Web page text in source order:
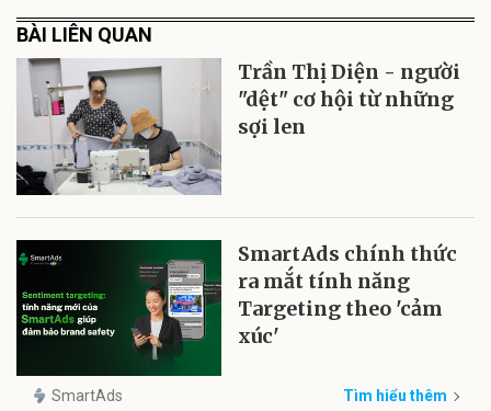
BÀI LIÊN QUAN
Trần Thị Diện - người
"dệt" cơ hội từ những
sợi len
SmartAds chính thức
ra mắt tính năng
Targeting theo 'cảm
xúc'
SmartAds Tìm hiểu thêm